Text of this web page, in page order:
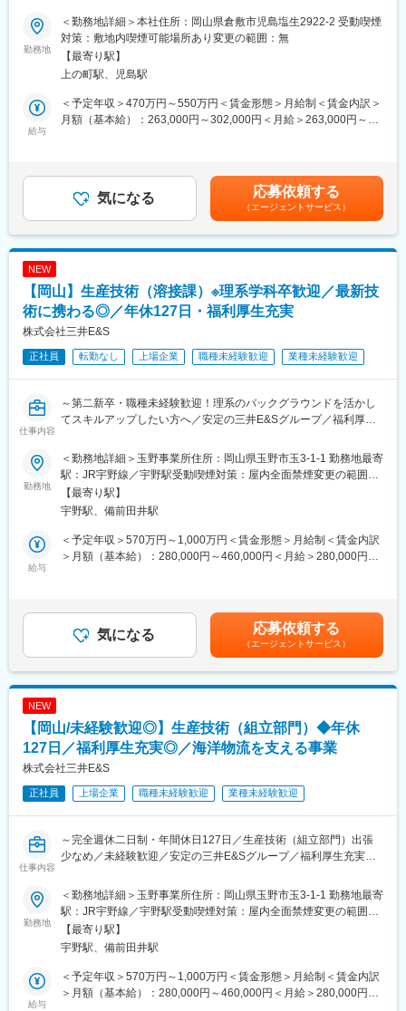
■ワークライフバランス◎
★残業月15h程度、年休123日、完全週休2日（土日休）
ご家族やご友人たちとのプライベートの充実も図ることが可能で
★休暇制度
GW・夏季・年末年始休暇、ウェルカム休暇（入社直後に5日間付
1：1で先輩社員がつき、2名体制で1現場を担当いただくため、
徐々に現場に慣れていだけます。※2～3か月で1人立ち可能！
動画による研修もご用意しており、仕事の合間に分からない点等
■当社について
創業14年にして売上高600億円を突破！リノベマンション年間販
売戸数は、2022年から2026年の5年連続全国NO.1！また、部活動
変更の範囲：会社の定める業務
■業務内容：
石油・化学・発電などのプラント企業に対し、バルブメンテナン
ス・設備保全サービスの提案営業を行います。
具体的には・・・
・既存顧客への訪問
・メンテナンス・修理の提案
・見積作成・受注対応
■ミッション：
単なる受注ではなく、技術部門と一緒に協力して顧客の設備課題
きる
・メンテナンス需要はなくならないため、景気に左右されにくい
■バルブメンテナンス事業の特徴
・バルブの定期メンテナンス・不具合のあるバルブの延命措置
技術のみならず、専門のスタッフがアドバイザーとして、バルブ
の状態を診断し、より良い保全計画や仕様変更等のアドバイスも
・ステライト肉盛りによる延命措置
仕切弁（ゲートバルブ）・玉型弁（グローブバルブ）・調節弁
（CV・制御弁・コントロールバルブ）・安全弁（逃し弁・SV・
セーフティーバルブ等）において、シート面の損傷がひどく現状
復旧が困難、交換にはコストがかかってしまうなどの不具合に対
しては、シート面に再度ステライト肉盛りをすることで延命措置
・経年劣化による摩耗などの補修
シート部のみならず、バルブ・ポンプ等の機器では、長年の使用
なるケースもあります。微細な傷の補修、小型部品の加工から大
富な実績があり、納期は厳守いたします。
変更の範囲：会社の定める業務
勤務地
＜勤務地詳細＞本社住所：岡山県倉敷市児島塩生2922-2 受動喫煙
対策：敷地内喫煙可能場所あり変更の範囲：無
【最寄り駅】
上の町駅、児島駅
給与
＜予定年収＞470万円～550万円＜賃金形態＞月給制＜賃金内訳＞
月額（基本給）：263,000円～302,000円＜月給＞263,000円～
金はあくまでも目安の金額であり、選考を通じて上下する可能性
があります。月給(月額)は固定手当を含めた表記です。
気になる 応募依頼する
（エージェントサービス）
NEW
【岡山】生産技術（溶接課）※理系学科卒歓迎／最新技
術に携わる◎／年休127日・福利厚生充実
株式会社三井E&S
正社員 転勤なし 上場企業 職種未経験歓迎 業種未経験歓迎
仕事内容
～第二新卒・職種未経験歓迎！理系のバックグラウンドを活かし
てスキルアップしたい方へ／安定の三井E&Sグループ／福利厚生
トップシェア製品である舶用大型エンジンや、化学プラントで使
用される圧力容器の部材の製造工程（溶接部門）における生産技
術をお任せします。
■具体的には：
溶接施工法の検討や指示、現場の工程管理等をお任せします。
実際に現場で溶接・塗装・熱処理作業をするポジションではあり
めることができるよう、製造工程の見直しや指示等を行うことが
ミッションです。
・溶接、塗装、熱処理などの業務スタッフ、設備の管理
ンが重要になります。
・ロボットによる自動化も進めており、最新の技術に携わること
ができます。
・新型機種の舶用大型エンジンや一品一様の産業機械製品に対し
て、製造現場と協力しながら生産設備や治工具の提案を実施して
■働き方 :
・平均残業時間：20～30時間
・出張業務は半年に1回程度、打ち合わせや展示会への参加(日帰
り)や、客先現地工事(修理等の監督業、数日から1か月程度)におい
て、発生する可能性がございます。
■教育体制：
・ＯＪＴと並行して、社内の技術講座により材料や溶接の技術を
学んでいただきます。
勤務地
＜勤務地詳細＞玉野事業所住所：岡山県玉野市玉3-1-1 勤務地最寄
駅：JR宇野線／宇野駅受動喫煙対策：屋内全面禁煙変更の範囲：
会社の定める事業所（リモートワーク含む）
【最寄り駅】
宇野駅、備前田井駅
給与
＜予定年収＞570万円～1,000万円＜賃金形態＞月給制＜賃金内訳
＞月額（基本給）：280,000円～460,000円＜月給＞280,000円～
更になる場合もございます。■新卒入社モデル年収(大卒)：27歳
(入社5年目) 650万円 / 32歳(入社10年目) 870万円賃金はあくま
でも目安の金額であり、選考を通じて上下する可能性がありま
す。月給(月額)は固定手当を含めた表記です。
気になる 応募依頼する
（エージェントサービス）
NEW
【岡山/未経験歓迎◎】生産技術（組立部門）◆年休
127日／福利厚生充実◎／海洋物流を支える事業
株式会社三井E&S
正社員 上場企業 職種未経験歓迎 業種未経験歓迎
仕事内容
～完全週休二日制・年間休日127日／生産技術（組立部門）出張
少なめ／未経験歓迎／安定の三井E&Sグループ／福利厚生充実／
国内、世界ともトップシェア製品である舶用大型エンジンと産業
機械の製造工程（組立部門）における生産技術をお任せします。
同社の主力製品であり、このエンジンを搭載した船舶は世界中を
航海しています。
■具体的には：
大型エンジンと産業機械の組立工程における工法検討や指示、現
勤務地
＜勤務地詳細＞玉野事業所住所：岡山県玉野市玉3-1-1 勤務地最寄
駅：JR宇野線／宇野駅受動喫煙対策：屋内全面禁煙変更の範囲：
会社の定める事業所（リモートワーク含む）
【最寄り駅】
宇野駅、備前田井駅
給与
＜予定年収＞570万円～1,000万円＜賃金形態＞月給制＜賃金内訳
＞月額（基本給）：280,000円～460,000円＜月給＞280,000円～